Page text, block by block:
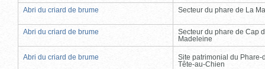
Abri du criard de brume
Secteur du phare de La
Abri du criard de brume
Secteur du phare de Cap
Madeleine
Abri du criard de brume
Site patrimonial du Phare-
Tête-au-Chien